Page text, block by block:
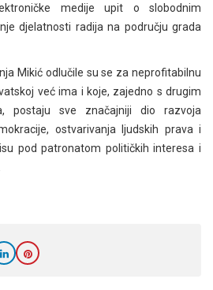
medije upit o slobodnim
djelatnosti radija na području grada
Mikić odlučile su se za neprofitabilnu
već ima i koje, zajedno s drugim
postaju sve značajniji dio razvoja
ostvarivanja ljudskih prava i
pod patronatom političkih interesa i